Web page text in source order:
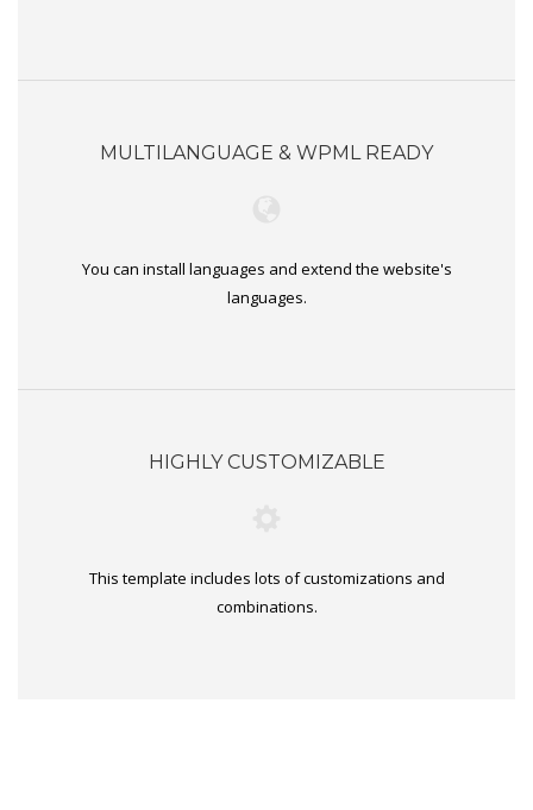
MULTILANGUAGE & WPML READY
You can install languages and extend the website's
languages.
HIGHLY CUSTOMIZABLE
This template includes lots of customizations and
combinations.